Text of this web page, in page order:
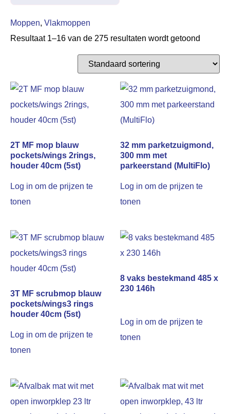
Moppen, Vlakmoppen
Resultaat 1–16 van de 275 resultaten wordt getoond
2T MF mop blauw
pockets/wings 2rings,
houder 40cm (5st)
Log in om de prijzen te
tonen
32 mm parketzuigmond,
300 mm met
parkeerstand (MultiFlo)
Log in om de prijzen te
tonen
3T MF scrubmop blauw
pockets/wings3 rings
houder 40cm (5st)
Log in om de prijzen te
tonen
8 vaks bestekmand 485 x
230 146h
Log in om de prijzen te
tonen